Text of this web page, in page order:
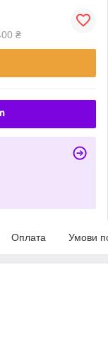
₴
Оплата Умови